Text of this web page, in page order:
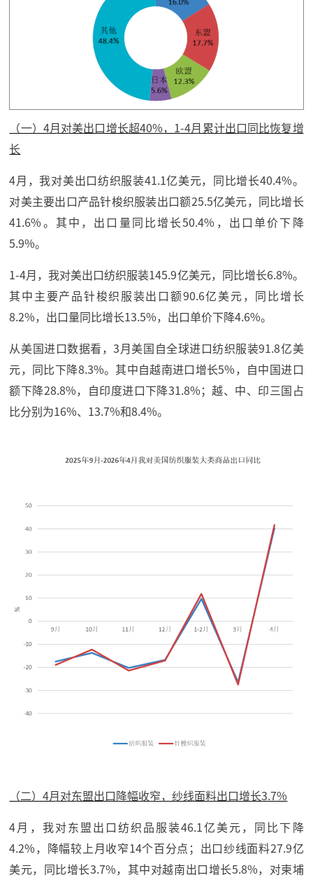
（一）4月对美出口增长超40%，1-4月累计出口同比恢复增
长
4月，我对美出口纺织服装41.1亿美元，同比增长40.4%。
对美主要出口产品针梭织服装出口额25.5亿美元，同比增长
41.6%。其中，出口量同比增长50.4%，出口单价下降
5.9%。
1-4月，我对美出口纺织服装145.9亿美元，同比增长6.8%。
其中主要产品针梭织服装出口额90.6亿美元，同比增长
8.2%，出口量同比增长13.5%，出口单价下降4.6%。
从美国进口数据看，3月美国自全球进口纺织服装91.8亿美
元，同比下降8.3%。其中自越南进口增长5%，自中国进口
额下降28.8%，自印度进口下降31.8%；越、中、印三国占
比分别为16%、13.7%和8.4%。
（二）4月对东盟出口降幅收窄，纱线面料出口增长3.7%
4月，我对东盟出口纺织品服装46.1亿美元，同比下降
4.2%，降幅较上月收窄14个百分点；出口纱线面料27.9亿
美元，同比增长3.7%，其中对越南出口增长5.8%，对柬埔